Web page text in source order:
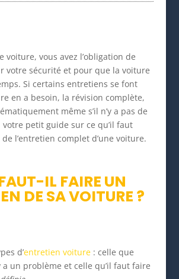
voiture, vous avez l’obligation de
votre sécurité et pour que la voiture
Si certains entretiens se font
en a besoin, la révision complète,
même s’il n’y a pas de
votre petit guide sur ce qu’il faut
l’entretien complet d’une voiture.
IL FAIRE UN
DE SA VOITURE ?
d’entretien voiture: celle que
a un problème et celle qu’il faut faire